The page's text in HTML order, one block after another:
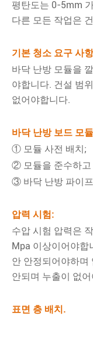
평탄도는 0-5mm
다른 모든 작업은
기본 청소 요구 사
바닥 난방 모듈을
야합니다. 건설 범
없어야합니다.
바닥 난방 보드 모
① 모듈 사전 배치;
② 모듈을 준수하고
③ 바닥 난방 파이
압력 시험:
수압 시험 압력은
Mpa 이상이어야합
안 안정되어야하며
안되며 누출이 없
표면 층 배치.